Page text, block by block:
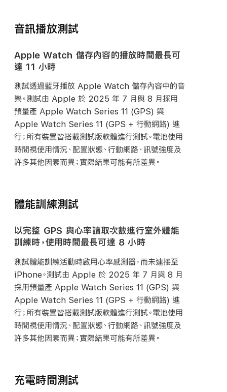
音訊播放測試
Apple Watch 儲存內容的播放時間 最長可
達 11小時
測試透過藍牙播放 Apple Watch 儲存內容中的音
樂。測試由 Apple 於 2025 年 7 月與 8 月採用
預量產 Apple Watch Series 11 (GPS) 與
Apple Watch Series 11 (GPS + 行動網路) 進
行；所有裝置皆搭載測試版軟體進行測試。電池使用
時間視使用情況、配置狀態、行動網路、訊號強度及
許多其他因素而異；實際結果可能有所差異。
體能訓練測試
以完整 GPS 與心率讀取次數進行室外體能
訓練時，使用時間最長可達 8 小時
測試體能訓練活動時啟用心率感測器，而未連接至
iPhone。測試由 Apple 於 2025 年 7 月與 8 月
採用預量產 Apple Watch Series 11 (GPS) 與
Apple Watch Series 11 (GPS + 行動網路) 進
行；所有裝置皆搭載測試版軟體進行測試。電池使用
時間視使用情況、配置狀態、行動網路、訊號強度及
許多其他因素而異；實際結果可能有所差異。
充電時間測試